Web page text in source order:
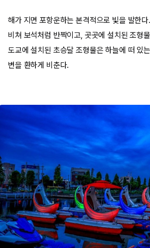
해가 지면 포항운하는 본격적으로 빛을 발한
비쳐 보석처럼 반짝이고, 곳곳에 설치된 조형
도교에 설치된 초승달 조형물은 하늘에 떠 있
변을 환하게 비춘다.